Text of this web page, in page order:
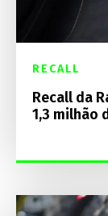
RECALL
Recall da
1,3 milhão